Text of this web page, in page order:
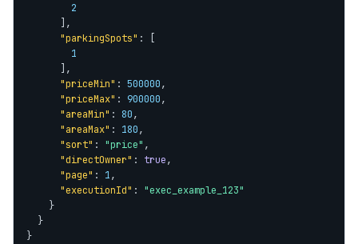
2
      ],
"parkingSpots" : [
1
      ],
"priceMin" : 500000,
"priceMax" : 900000,
"areaMin" : 80,
"areaMax" : 180,
"sort" : "price" ,
"directOwner" : true,
"page" : 1,
"executionId" : "exec_example_123"
    }
  }
}